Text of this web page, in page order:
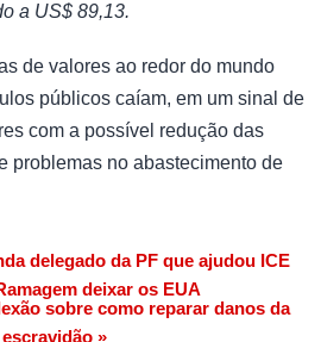
a US$ 89,13.
de valores ao redor do mundo
públicos caíam, em um sinal de
com a possível redução das
problemas no abastecimento de
delegado da PF que ajudou ICE
deixar os EUA
sobre como reparar danos da
escravidão »